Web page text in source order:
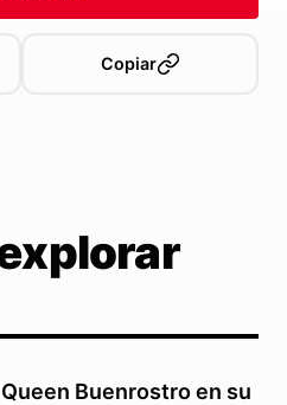
Copiar
Buenrostro en su